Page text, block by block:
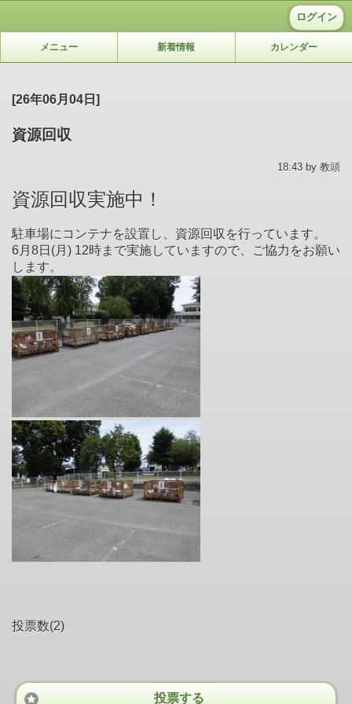
ログイン
メニュー 新着情報 カレンダー
[26年06月04日]
資源回収
18:43 by 教頭
資源回収実施中！
駐車場にコンテナを設置し、資源回収を行っています。
6月8日(月) 12時まで実施していますので、ご協力をお願い
します。
投票数(2)
投票する